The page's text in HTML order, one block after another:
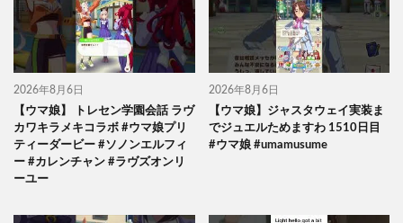
2026年8月6日
【ウマ娘】 トレセン学園会話 ラヴ
カワキラメキコラボ #ウマ娘プリ
ティーダービー #ソノンエルフィ
ー #カレンチャン #ラヴズオンリ
ーユー
2026年8月6日
【ウマ娘】ジャスタウェイ実装ま
でジュエルためますわ 1510日目
#ウマ娘 #umamusume